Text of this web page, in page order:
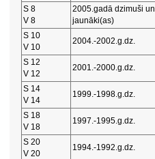
S 8
V 8
2005.gadā dzimuši un
jaunāki(as)
S 10
V 10
2004.-2002.g.dz.
S 12
V 12
2001.-2000.g.dz.
S 14
V 14
1999.-1998.g.dz.
S 18
V 18
1997.-1995.g.dz.
S 20
V 20
1994.-1992.g.dz.